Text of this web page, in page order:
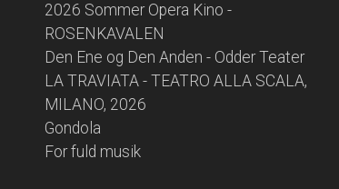
2026 Sommer Opera Kino -
ROSENKAVALEN
Den Ene og Den Anden - Odder Teater
LA TRAVIATA - TEATRO ALLA SCALA,
MILANO, 2026
Gondola
For fuld musik